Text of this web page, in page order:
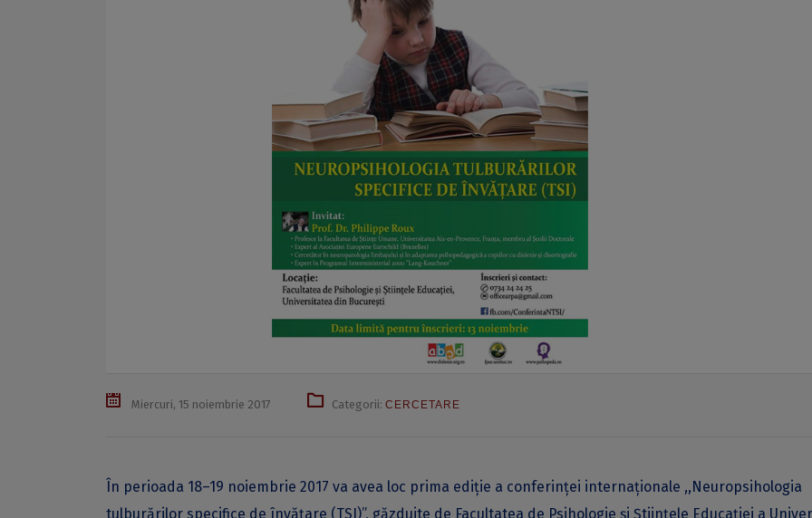
Miercuri, 15 noiembrie 2017 Categorii: CERCETARE
În perioada 18–19 noiembrie 2017 va avea loc prima ediție a conferinței internaționale ,,Neuropsihologia
tulburărilor specifice de învățare (TSI)”, găzduite de Facultatea de Psihologie și Științele Educației a